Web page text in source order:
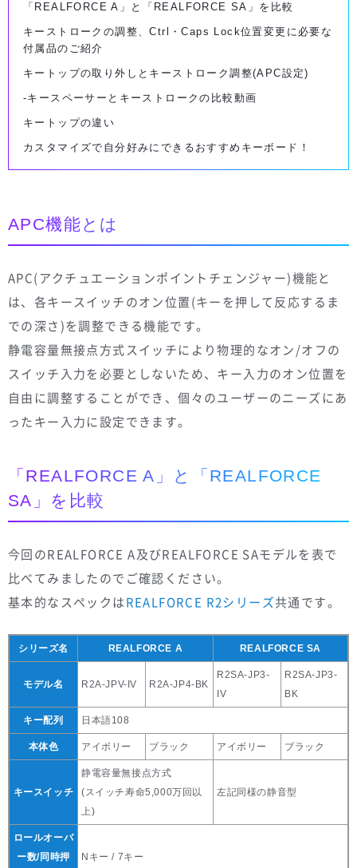
「REALFORCE A」と「REALFORCE SA」を比較
キーストロークの調整、Ctrl・Caps Lock位置変更に必要な
付属品のご紹介
キートップの取り外しとキーストローク調整(APC設定)
-キースペーサーとキーストロークの比較動画
キートップの違い
カスタマイズで自分好みにできるおすすめキーボード！
APC機能とは
APC(アクチュエーションポイントチェンジャー)機能と
は、各キースイッチのオン位置(キーを押して反応するま
での深さ)を調整できる機能です。
静電容量無接点方式スイッチにより物理的なオン/オフの
スイッチ入力を必要としないため、キー入力のオン位置を
自由に調整することができ、個々のユーザーのニーズにあ
ったキー入力に設定できます。
「REALFORCE A」と「REALFORCE
SA」を比較
今回のREALFORCE A及びREALFORCE SAモデルを表で
比べてみましたのでご確認ください。
基本的なスペックはREALFORCE R2シリーズ共通です。
シリーズ名 REALFORCE A REALFORCE SA
モデル名 R2A-JPV-IV R2A-JP4-BK
R2SA-JP3-
IV
R2SA-JP3-
BK
キー配列 日本語108
本体色 アイボリー ブラック アイボリー ブラック
キースイッチ
静電容量無接点方式
(スイッチ寿命5,000万回以
上)
左記同様の静音型
ロールオーバ
ー数/同時押
Nキー / 7キー